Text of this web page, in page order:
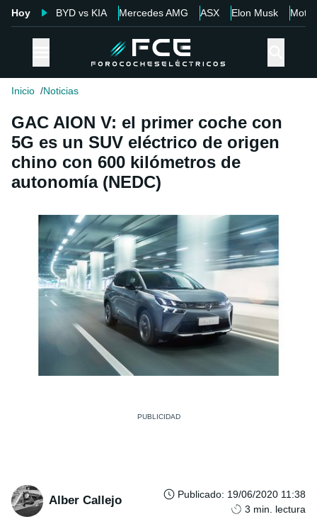
Hoy BYD vs KIA Mercedes AMG ASX Elon Musk Motor
Inicio Noticias
GAC AION V: el primer coche con
5G es un SUV eléctrico de origen
chino con 600 kilómetros de
autonomía (NEDC)
Alber Callejo Publicado: 19/06/2020 11:38
3 min. lectura